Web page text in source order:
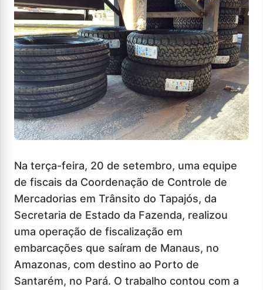
Na terça-feira, 20 de setembro, uma equipe
de fiscais da Coordenação de Controle de
Mercadorias em Trânsito do Tapajós, da
Secretaria de Estado da Fazenda, realizou
uma operação de fiscalização em
embarcações que saíram de Manaus, no
Amazonas, com destino ao Porto de
Santarém, no Pará. O trabalho contou com a